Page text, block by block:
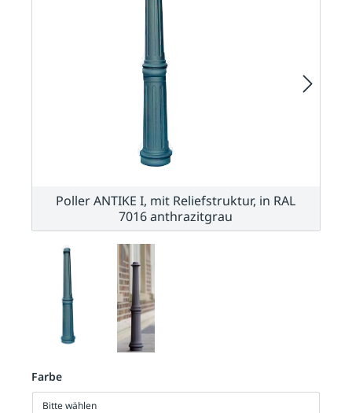
Farbe
Bitte wählen
Poller ANTIKE I, mit Reliefstruktur, in RAL
7016 anthrazitgrau